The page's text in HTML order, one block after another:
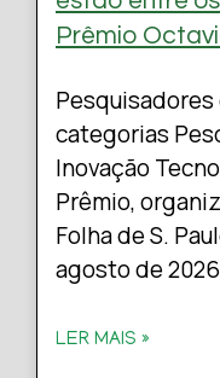
Prêmio
categorias
Inovação
Prêmio,
Folha de S.
agosto de
LER MAIS »